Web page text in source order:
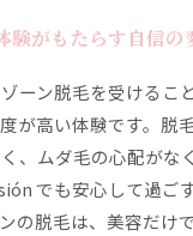
験がもたらす自信の
ーン脱毛を受けるこ
が高い体験です。脱
、ムダ毛の心配がな
でも安心して過ご
の脱毛は、美容だけ